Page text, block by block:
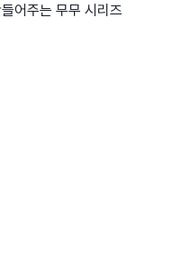
어주는 무무 시리즈